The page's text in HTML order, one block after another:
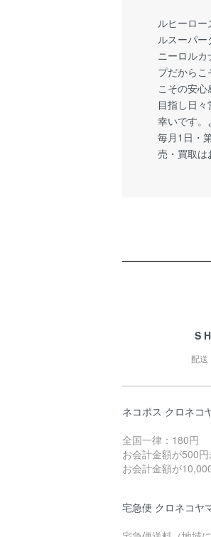
ルヒーロ
ルスーパ
ニーロル
プだから
こその安
目指し日
幸いです。
毎月1日・
売・買取は
配送
ネコポス クロネコ
全国一律：180円
お会計金額が500
お会計金額が
宅急便 クロネコヤ